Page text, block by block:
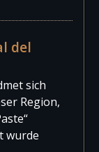
del
sich
Region,
wurde